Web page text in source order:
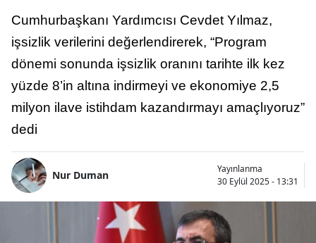
Cumhurbaşkanı Yardımcısı Cevdet Yılmaz,
işsizlik verilerini değerlendirerek, “Program
dönemi sonunda işsizlik oranını tarihte ilk kez
yüzde 8’in altına indirmeyi ve ekonomiye 2,5
milyon ilave istihdam kazandırmayı amaçlıyoruz”
dedi
Nur Duman
Yayınlanma
30 Eylül 2025 - 13:31